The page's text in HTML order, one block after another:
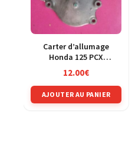
Carter d’allumage
Honda 125 PCX
MLHJF28A
12.00€
AJOUTER AU PANIER